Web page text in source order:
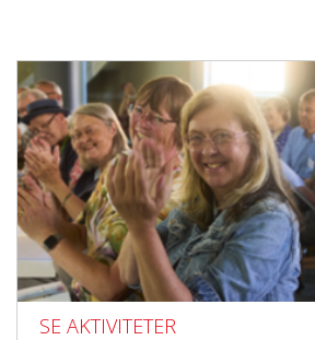
SE AKTIVITETER